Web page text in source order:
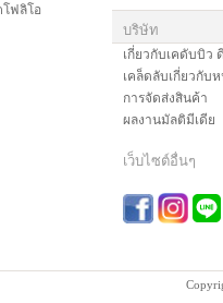
ฟลิโอ
บริษัท
เกี่ยวกับเคดับบิว
เคล็ดลับเกี่ยวกับห
การจัดส่งสินค้า
ผลงานมัลติมีเดีย
เว็บไซต์อื่นๆ